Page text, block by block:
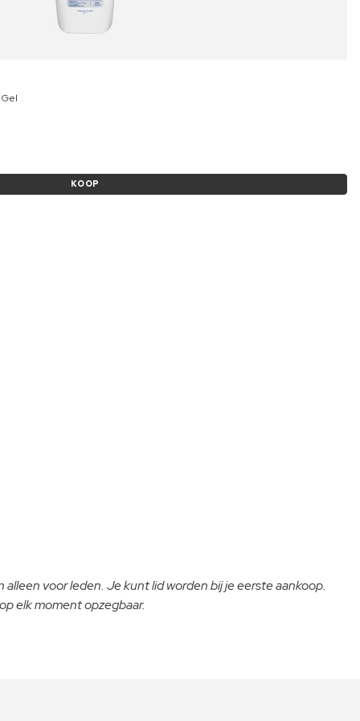
KOOP
voor leden. Je kunt lid worden bij je eerste aankoop.
elk moment opzegbaar.